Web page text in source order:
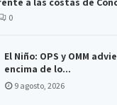
0
El Niño: OPS y OMM
encima de lo...
9 agosto, 2026